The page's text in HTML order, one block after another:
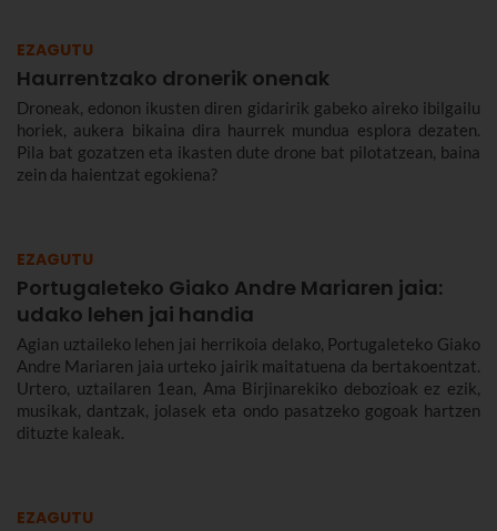
EZAGUTU
Haurrentzako dronerik onenak
Droneak, edonon ikusten diren gidaririk gabeko aireko ibilgailu
horiek, aukera bikaina dira haurrek mundua esplora dezaten.
Pila bat gozatzen eta ikasten dute drone bat pilotatzean, baina
zein da haientzat egokiena?
EZAGUTU
Portugaleteko Giako Andre Mariaren jaia:
udako lehen jai handia
Agian uztaileko lehen jai herrikoia delako, Portugaleteko Giako
Andre Mariaren jaia urteko jairik maitatuena da bertakoentzat.
Urtero, uztailaren 1ean, Ama Birjinarekiko debozioak ez ezik,
musikak, dantzak, jolasek eta ondo pasatzeko gogoak hartzen
dituzte kaleak.
EZAGUTU